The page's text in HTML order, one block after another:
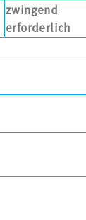
zwingend
erforderlich